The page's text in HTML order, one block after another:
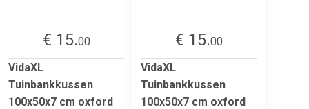
€ 15.00
VidaXL
Tuinbankkussen
100x50x7 cm oxford
€ 15.00
VidaXL
Tuinbankkussen
100x50x7 cm oxford